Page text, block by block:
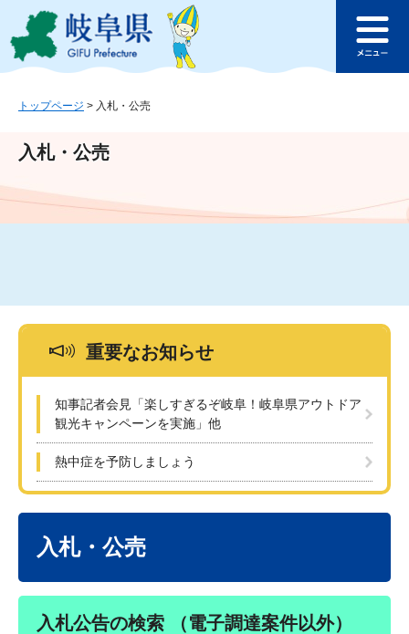
ジ
ュ
文
このページの本文へ
ュ
トップページ > 入札・公売
入札・公売
重要なお知らせ
知事記者会見「楽しすぎるぞ岐阜！岐阜県アウトドア
観光キャンペーンを実施」他
熱中症を予防しましょう
入札・公売
入札公告の検索 （電子調達案件以外）